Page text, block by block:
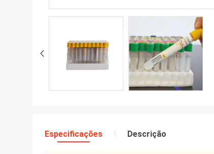
Especificações Descrição